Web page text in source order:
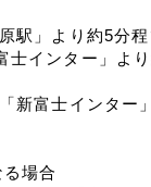
駅」より約5分程
士インター」よ
新富士インター
場合